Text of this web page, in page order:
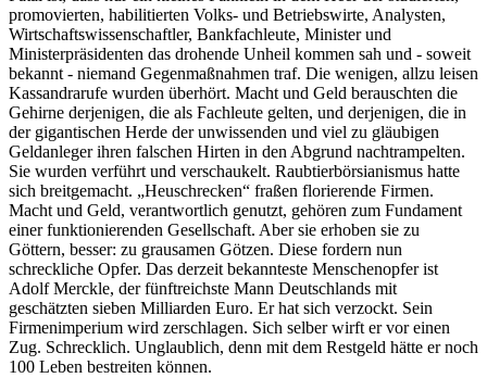
promovierten, habilitierten Volks- und Betriebswirte, Analysten,
Wirtschaftswissenschaftler, Bankfachleute, Minister und
Ministerpräsidenten das drohende Unheil kommen sah und - soweit
bekannt - niemand Gegenmaßnahmen traf. Die wenigen, allzu leisen
Kassandrarufe wurden überhört. Macht und Geld berauschten die
Gehirne derjenigen, die als Fachleute gelten, und derjenigen, die in
der gigantischen Herde der unwissenden und viel zu gläubigen
Geldanleger ihren falschen Hirten in den Abgrund nachtrampelten.
Sie wurden verführt und verschaukelt. Raubtierbörsianismus hatte
sich breitgemacht.
Heuschrecken
fraßen florierende Firmen.
Macht und Geld, verantwortlich genutzt, gehören zum Fundament
einer funktionierenden Gesellschaft. Aber sie erhoben sie zu
Göttern, besser: zu grausamen Götzen. Diese fordern nun
schreckliche Opfer. Das derzeit bekannteste Menschenopfer ist
Adolf Merckle, der fünftreichste Mann Deutschlands mit
geschätzten sieben Milliarden Euro. Er hat sich verzockt. Sein
Firmenimperium wird zerschlagen. Sich selber wirft er vor einen
Zug. Schrecklich. Unglaublich, denn mit dem Restgeld hätte er noch
100 Leben bestreiten können.